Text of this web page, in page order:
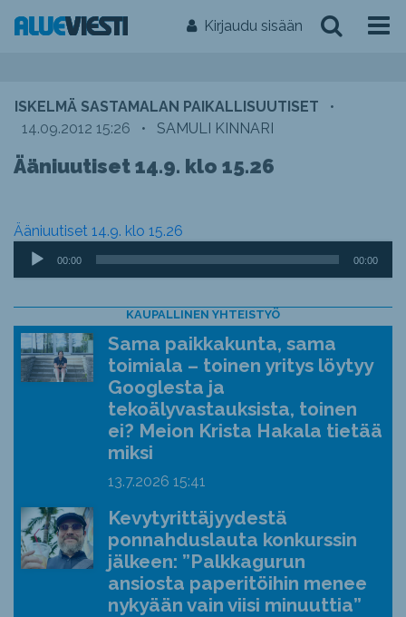
Kirjaudu sisään
ISKELMÄ SASTAMALAN PAIKALLISUUTISET
•
14.09.2012 15:26
• SAMULI KINNARI
Ääniuutiset 14.9. klo 15.26
Ääniuutiset 14.9. klo 15.26
Äänitoistin
00:00 00:00
KAUPALLINEN YHTEISTYÖ
Sama paikkakunta, sama
toimiala – toinen yritys löytyy
Googlesta ja
tekoälyvastauksista, toinen
ei? Meion Krista Hakala tietää
miksi
13.7.2026 15:41
Kevytyrittäjyydestä
ponnahduslauta konkurssin
jälkeen: ”Palkkagurun
ansiosta paperitöihin menee
nykyään vain viisi minuuttia”